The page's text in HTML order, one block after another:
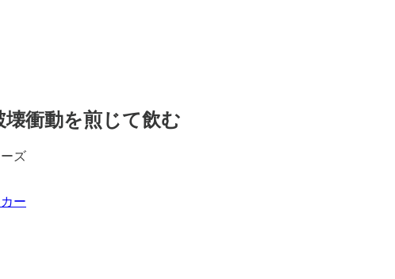
壊衝動を煎じて飲む
ズ
ー